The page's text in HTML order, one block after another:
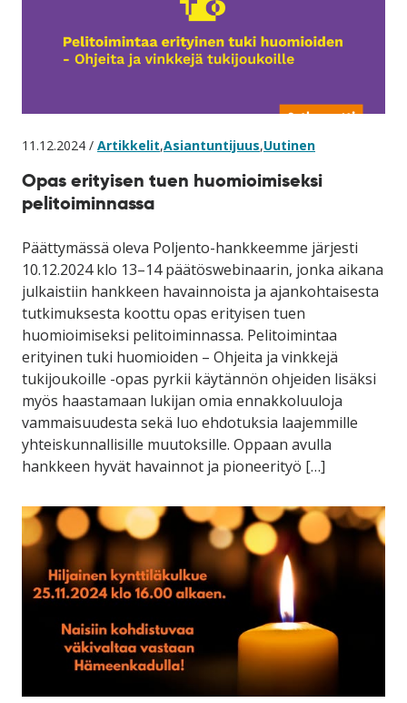
11.12.2024 / Artikkelit,Asiantuntijuus,Uutinen
Opas erityisen tuen huomioimiseksi
pelitoiminnassa
Päättymässä oleva Poljento-hankkeemme järjesti
10.12.2024 klo 13–14 päätöswebinaarin, jonka aikana
julkaistiin hankkeen havainnoista ja ajankohtaisesta
tutkimuksesta koottu opas erityisen tuen
huomioimiseksi pelitoiminnassa. Pelitoimintaa
erityinen tuki huomioiden – Ohjeita ja vinkkejä
tukijoukoille -opas pyrkii käytännön ohjeiden lisäksi
myös haastamaan lukijan omia ennakkoluuloja
vammaisuudesta sekä luo ehdotuksia laajemmille
yhteiskunnallisille muutoksille. Oppaan avulla
hankkeen hyvät havainnot ja pioneerityö […]